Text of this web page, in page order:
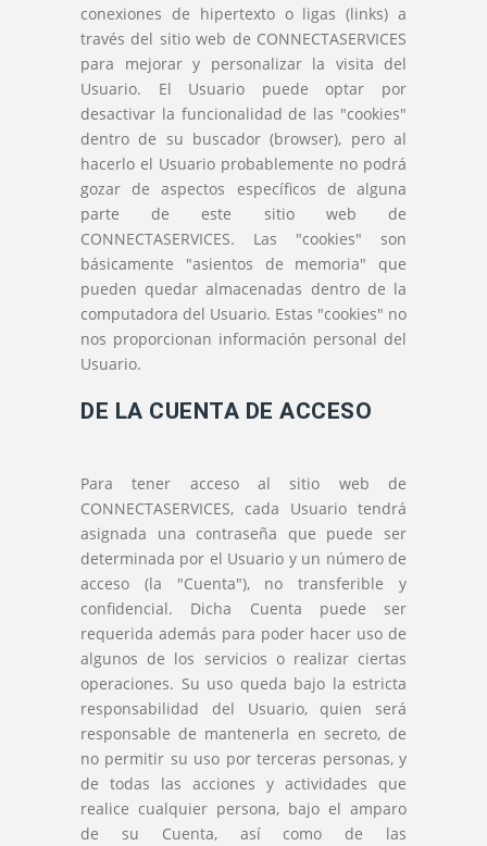
conexiones de hipertexto o ligas (links) a
través del sitio web de CONNECTASERVICES
para mejorar y personalizar la visita del
Usuario. El Usuario puede optar por
desactivar la funcionalidad de las "cookies"
dentro de su buscador (browser), pero al
hacerlo el Usuario probablemente no podrá
gozar de aspectos específicos de alguna
parte de este sitio web de
CONNECTASERVICES. Las "cookies" son
básicamente "asientos de memoria" que
pueden quedar almacenadas dentro de la
computadora del Usuario. Estas "cookies" no
nos proporcionan información personal del
Usuario.
DE LA CUENTA DE ACCESO
Para tener acceso al sitio web de
CONNECTASERVICES, cada Usuario tendrá
asignada una contraseña que puede ser
determinada por el Usuario y un número de
acceso (la "Cuenta"), no transferible y
confidencial. Dicha Cuenta puede ser
requerida además para poder hacer uso de
algunos de los servicios o realizar ciertas
operaciones. Su uso queda bajo la estricta
responsabilidad del Usuario, quien será
responsable de mantenerla en secreto, de
no permitir su uso por terceras personas, y
de todas las acciones y actividades que
realice cualquier persona, bajo el amparo
de su Cuenta, así como de las